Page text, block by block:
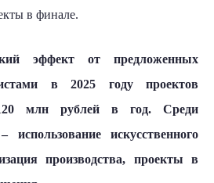
в финале.
эффект от предложенных
в 2025 году проектов
120 млн рублей в год. Среди
искусственного
производства, проекты в